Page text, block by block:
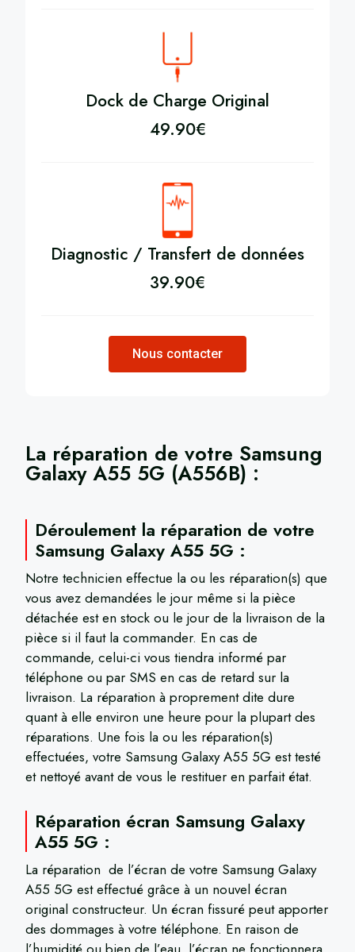
Dock de Charge Original
49.90€
Diagnostic / Transfert de données
39.90€
Nous contacter
La réparation de votre Samsung
Galaxy A55 5G (A556B) ​ :
Déroulement la réparation de votre
Samsung Galaxy A55 5G :
Notre technicien effectue la ou les réparation(s) que
vous avez demandées le jour même si la pièce
détachée est en stock ou le jour de la livraison de la
pièce si il faut la commander. En cas de
commande, celui-ci vous tiendra informé par
téléphone ou par SMS en cas de retard sur la
livraison. La réparation à proprement dite dure
quant à elle environ une heure pour la plupart des
réparations. Une fois la ou les réparation(s)
effectuées, votre Samsung Galaxy A55 5G est testé
et nettoyé avant de vous le restituer en parfait état.
Réparation écran Samsung Galaxy
A55 5G :
La réparation de l’écran de votre Samsung Galaxy
A55 5G est effectué grâce à un nouvel écran
original constructeur. Un écran fissuré peut apporter
des dommages à votre téléphone. En raison de